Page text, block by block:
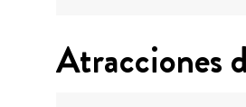
Atracciones